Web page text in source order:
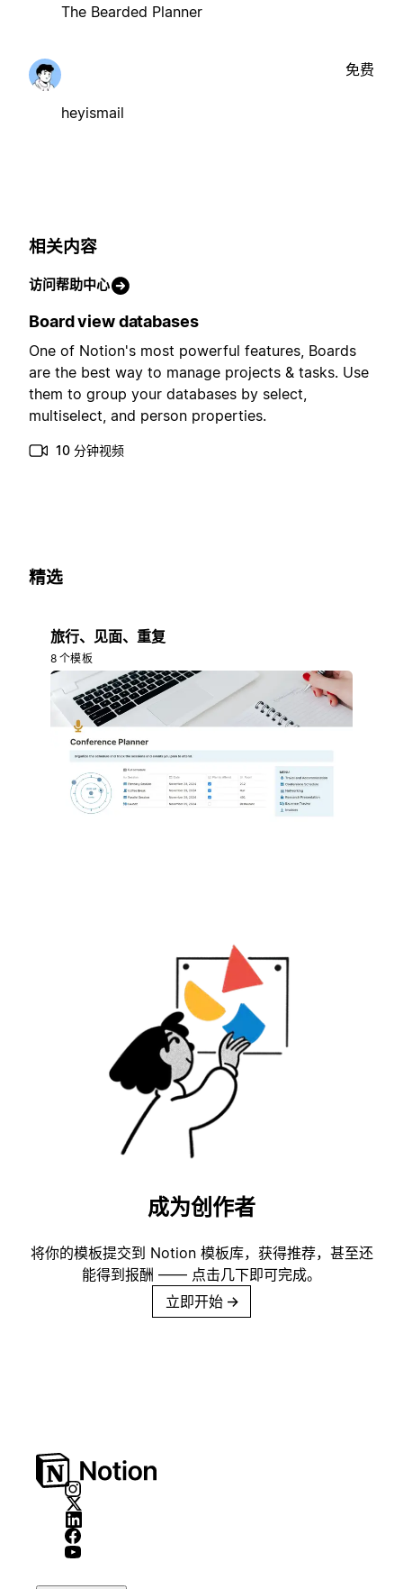
The Bearded Planner
heyismail
免费
相关内容
访问帮助中心
Board view databases
One of Notion's most powerful features, Boards
are the best way to manage projects & tasks. Use
them to group your databases by select,
multiselect, and person properties.
10 分钟视频
精选
旅行、见面、重复
8 个模板
成为创作者
将你的模板提交到 Notion 模板库，获得推荐，甚至还
能得到报酬 —— 点击几下即可完成。
立即开始 →